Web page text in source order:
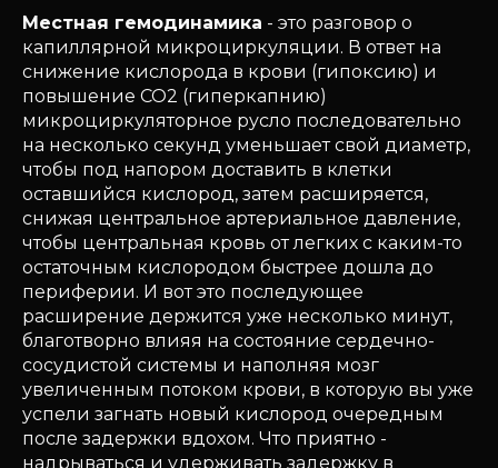
Местная гемодинамика - это разговор о
капиллярной микроциркуляции. В ответ на
снижение кислорода в крови (гипоксию) и
повышение СО2 (гиперкапнию)
микроциркуляторное русло последовательно
на несколько секунд уменьшает свой диаметр,
чтобы под напором доставить в клетки
оставшийся кислород, затем расширяется,
снижая центральное артериальное давление,
чтобы центральная кровь от легких с каким-то
остаточным кислородом быстрее дошла до
периферии. И вот это последующее
расширение держится уже несколько минут,
благотворно влияя на состояние сердечно-
сосудистой системы и наполняя мозг
увеличенным потоком крови, в которую вы уже
успели загнать новый кислород очередным
после задержки вдохом. Что приятно -
надрываться и удерживать задержку в